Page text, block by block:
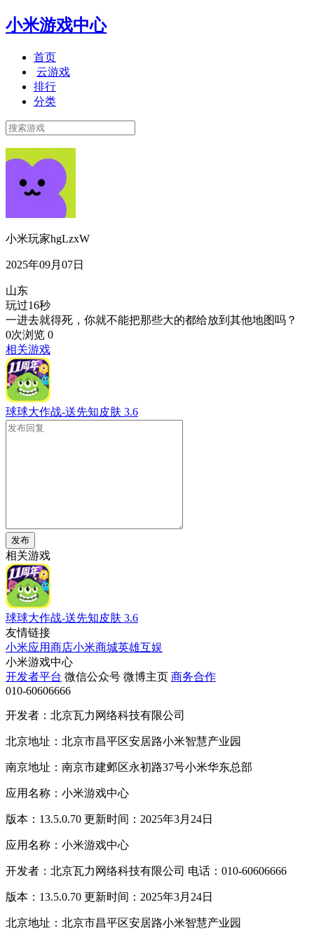
小米游戏中心
首页
云游戏
排行
分类
小米玩家hgLzxW
2025年09月07日
山东
玩过16秒
一进去就得死，你就不能把那些大的都给放到其他地图吗？
0次浏览 0
相关游戏
球球大作战-送先知皮肤 3.6
发布
相关游戏
球球大作战-送先知皮肤 3.6
友情链接
小米应用商店小米商城英雄互娱
小米游戏中心
开发者平台 微信公众号 微博主页 商务合作
010-60606666
开发者：北京瓦力网络科技有限公司
北京地址：北京市昌平区安居路小米智慧产业园
南京地址：南京市建邺区永初路37号小米华东总部
应用名称：小米游戏中心
版本：13.5.0.70 更新时间：2025年3月24日
应用名称：小米游戏中心
开发者：北京瓦力网络科技有限公司 电话：010-60606666
版本：13.5.0.70 更新时间：2025年3月24日
北京地址：北京市昌平区安居路小米智慧产业园